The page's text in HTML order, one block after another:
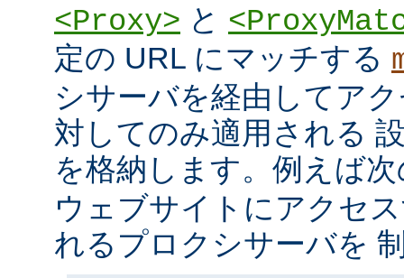
<Proxy> と
定の URL にマッチする
シサーバを経由してア
対してのみ適用される
を格納します。例えば
ウェブサイトにアクセ
れるプロクシサーバを